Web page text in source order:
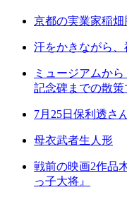
京都の実業家稲
汗をかきながら
ミュージアムか
記念碑までの散
7月25日保利透さ
母衣武者生人形
戦前の映画2作品
っ子大将』